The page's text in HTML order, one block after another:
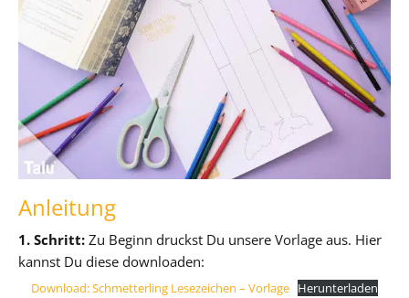
Anleitung
1. Schritt: Zu Beginn druckst Du unsere Vorlage aus. Hier
kannst Du diese downloaden:
Download: Schmetterling Lesezeichen – Vorlage Herunterladen